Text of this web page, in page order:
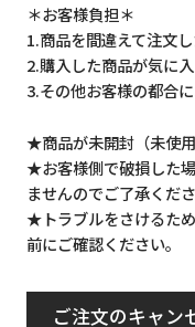
＊お客様負担＊
1.商品を間違えて注文し
2.購入した商品が気に
3.その他お客様の都合
★商品が未開封（未使
★お客様側で破損した
ませんのでご了承くださ
★トラブルをさけるた
前にご確認ください。
ご注文のキャン